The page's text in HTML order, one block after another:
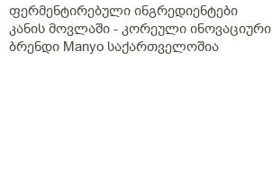
ფერმენტირებული ინგრედიენტები
კანის მოვლაში - კორეული ინოვაციური
ბრენდი Manyo საქართველოშია